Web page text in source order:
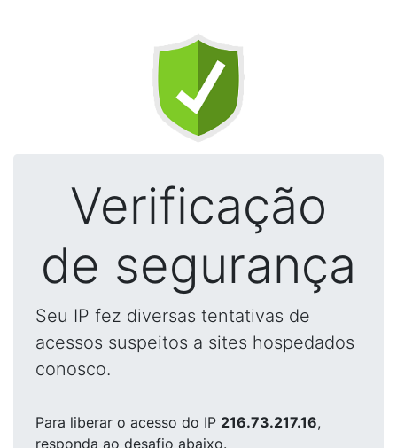
Verificação
de segurança
Seu IP fez diversas tentativas de
acessos suspeitos a sites hospedados
conosco.
Para liberar o acesso do IP 216.73.217.16,
responda ao desafio abaixo.